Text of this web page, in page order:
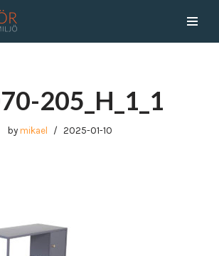
205_H_1_1
by mikael 2025-01-10